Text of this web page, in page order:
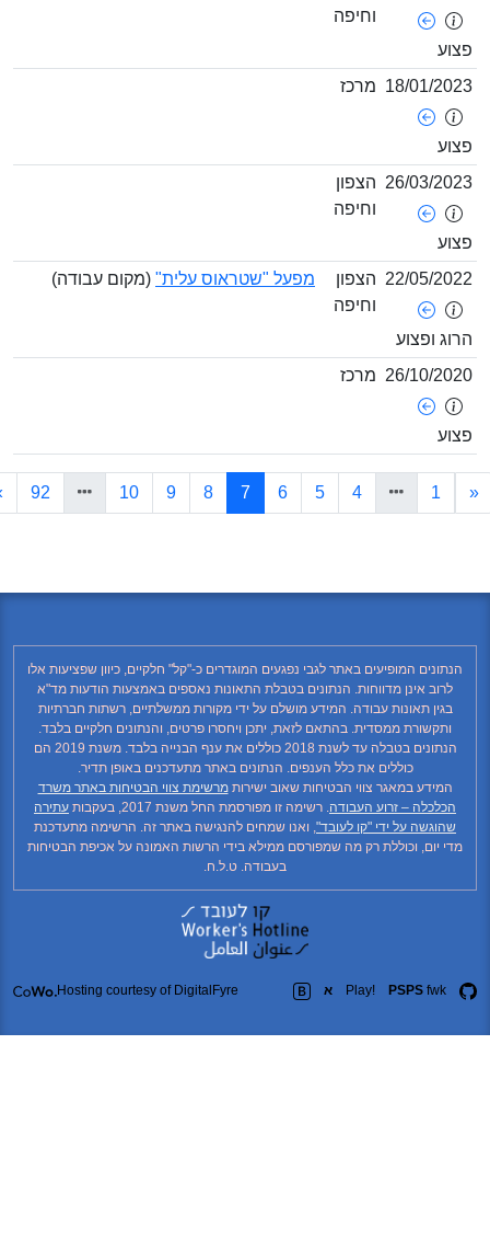
וחיפה
18/01/ מרכז
26/03/ הצפון
וחיפה
22/05/
ופצוע
הצפון
וחיפה
מפעל "שטראוס עלית"(מקום עבודה)
26/10/ מרכז
10
הנתונים המופיעים באתר לגבי נפגעים המוגדרים כ-"קל" חלקיים, כיוון שפציעות אלו
לרוב אינן מדווחות. הנתונים בטבלת התאונות נאספים באמצעות הודעות מד"א
בגין תאונות עבודה. המידע מושלם על ידי מקורות ממשלתיים, רשתות חברתיות
ותקשורת ממסדית. בהתאם לזאת, יתכן ויחסרו פרטים, והנתונים חלקיים בלבד.
הנתונים בטבלה עד לשנת 2018 כוללים את ענף הבנייה בלבד. משנת 2019 הם
כוללים את כלל הענפים. הנתונים באתר מתעדכנים באופן תדיר.
המידע במאגר צווי הבטיחות שאוב ישירותמרשימת צווי הבטיחות באתר משרד
הכלכלה – זרוע העבודה. רשימה זו מפורסמת החל משנת 2017, בעקבות
עתירה
שהוגשה על ידי "קו לעובד", ואנו שמחים להנגישה באתר זה. הרשימה מתעדכנת
מדי יום, וכוללת רק מה שמפורסם ממילא בידי הרשות האמונה על אכיפת הבטיחות
בעבודה. ט.ל.ח.
Hosting courtesy of DigitalFyre א Play! PSPSfwk